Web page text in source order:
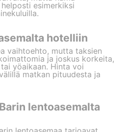
esimerkiksi
hotelliin
vaihtoehto, mutta taksien
ja joskus korkeita,
yöaikaan. Hinta voi
matkan pituudesta ja
lentoasemalta